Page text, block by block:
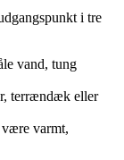
i tre
vand, tung
terrændæk eller
varmt,